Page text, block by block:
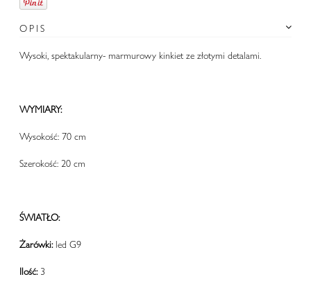
OPIS
Wysoki, spektakularny- marmurowy kinkiet ze złotymi detalami.
WYMIARY:
Wysokość: 70 cm
Szerokość: 20 cm
ŚWIATŁO:
Żarówki:led G9
Ilość:3